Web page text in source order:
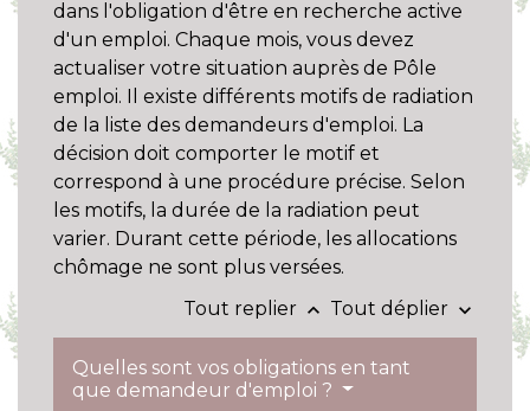
dans l'obligation d'être en recherche active
d'un emploi. Chaque mois, vous devez
actualiser votre situation auprès de Pôle
emploi. Il existe différents motifs de radiation
de la liste des demandeurs d'emploi. La
décision doit comporter le motif et
correspond à une procédure précise. Selon
les motifs, la durée de la radiation peut
varier. Durant cette période, les allocations
chômage ne sont plus versées.
Tout replier keyboard_arrow_up Tout déplier keyboard_arrow_down
Quelles sont vos obligations en tant
que demandeur d'emploi ?